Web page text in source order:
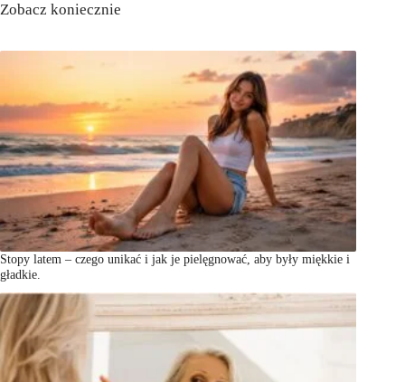
Zobacz koniecznie
Stopy latem – czego unikać i jak je pielęgnować, aby były miękkie i
gładkie.